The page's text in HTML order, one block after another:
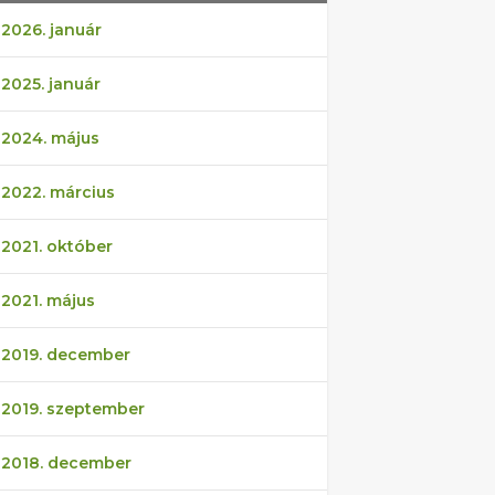
2026. január
2025. január
2024. május
2022. március
2021. október
2021. május
2019. december
2019. szeptember
2018. december